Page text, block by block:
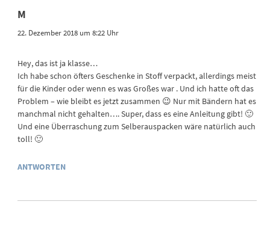
M
22. Dezember 2018 um 8:22 Uhr
Hey, das ist ja klasse…
Ich habe schon öfters Geschenke in Stoff verpackt, allerdings meist
für die Kinder oder wenn es was Großes war . Und ich hatte oft das
Problem – wie bleibt es jetzt zusammen 😉 Nur mit Bändern hat es
manchmal nicht gehalten…. Super, dass es eine Anleitung gibt! 🙂
Und eine Überraschung zum Selberauspacken wäre natürlich auch
toll! 🙂
ANTWORTEN